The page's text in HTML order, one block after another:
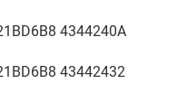
4344240A
43442432